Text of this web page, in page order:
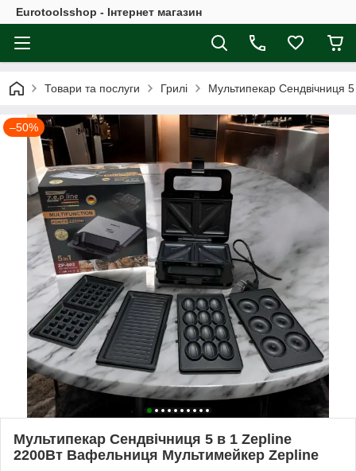
Eurotoolsshop - Інтернет магазин
Товари та послуги Грилі Мультипекар Сендвічниця
–50%
Мультипекар Сендвічниця 5 в 1 Zepline
2200Вт Вафельниця Мультимейкер Zepline